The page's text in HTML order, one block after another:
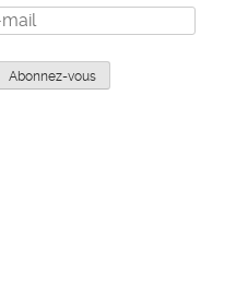
Abonnez-vous